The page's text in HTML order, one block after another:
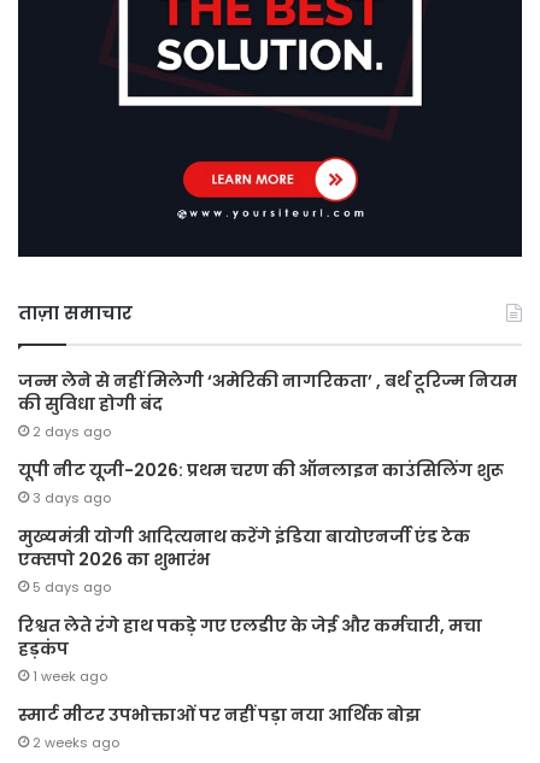
ताज़ा समाचार
जन्म लेने से नहीं मिलेगी ‘अमेरिकी नागरिकता’ , बर्थ टूरिज्म नियम
की सुविधा होगी बंद
2 days ago
यूपी नीट यूजी-2026: प्रथम चरण की ऑनलाइन काउंसिलिंग शुरू
3 days ago
मुख्यमंत्री योगी आदित्यनाथ करेंगे इंडिया बायोएनर्जी एंड टेक
एक्सपो 2026 का शुभारंभ
5 days ago
रिश्वत लेते रंगे हाथ पकड़े गए एलडीए के जेई और कर्मचारी, मचा
हड़कंप
1 week ago
स्मार्ट मीटर उपभोक्ताओं पर नहीं पड़ा नया आर्थिक बोझ
2 weeks ago